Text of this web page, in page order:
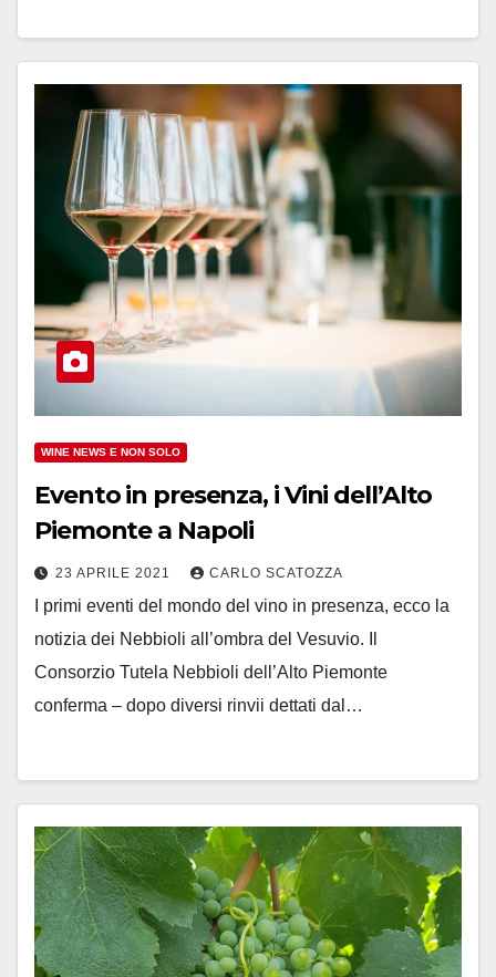
WINE NEWS E NON SOLO
Evento in presenza, i Vini dell’Alto
Piemonte a Napoli
23 APRILE 2021 CARLO SCATOZZA
I primi eventi del mondo del vino in presenza, ecco la
notizia dei Nebbioli all’ombra del Vesuvio. Il
Consorzio Tutela Nebbioli dell’Alto Piemonte
conferma – dopo diversi rinvii dettati dal…